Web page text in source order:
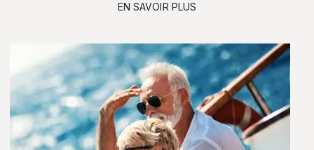
EN SAVOIR PLUS